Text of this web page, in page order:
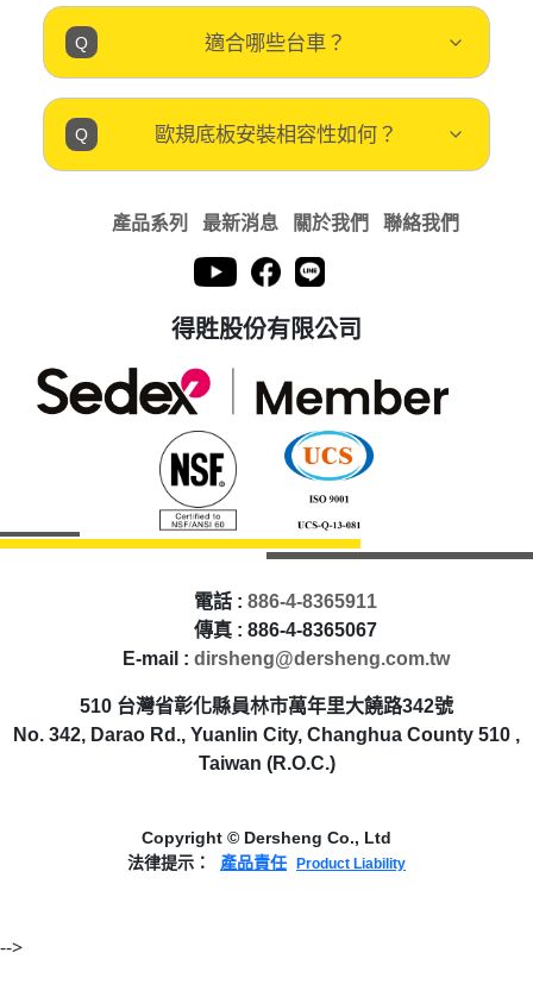
適合哪些台車？
歐規底板安裝相容性如何？
產品系列 最新消息 關於我們 聯絡我們
得貹股份有限公司
電話 : 886-4-8365911
傳真 : 886-4-8365067
E-mail : dirsheng@dersheng.com.tw
510 台灣省彰化縣員林市萬年里大饒路342號
No. 342, Darao Rd., Yuanlin City, Changhua County 510 ,
Taiwan (R.O.C.)
Copyright © Dersheng Co., Ltd
法律提示：
產品責任 Product Liability
-->